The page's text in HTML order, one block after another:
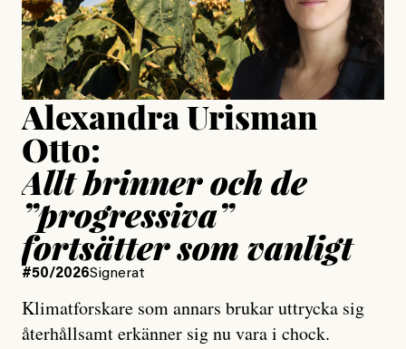
Publicerad15 July, 2026
Uppdaterad15 July, 2026
Alexandra Urisman
Otto:
Allt brinner och de
”progressiva”
fortsätter som vanligt
#50/2026Signerat
Klimatforskare som annars brukar uttrycka sig
återhållsamt erkänner sig nu vara i chock.